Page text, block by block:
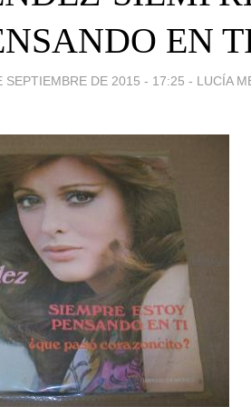
EN
SEPTIEMBRE DE 2015 - 17:25 - LUCÍA